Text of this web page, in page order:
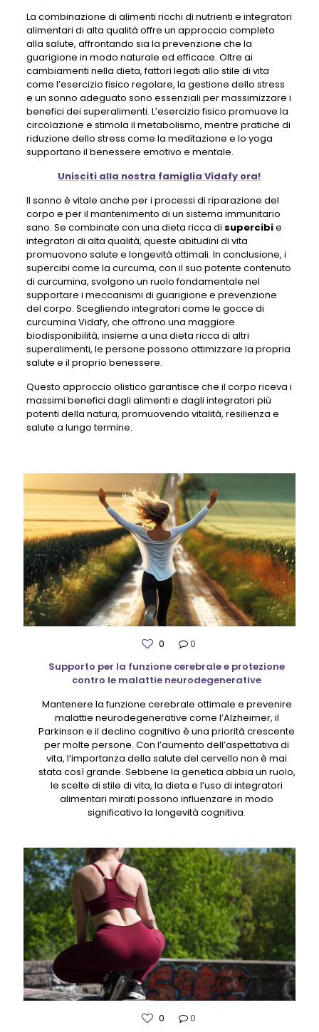
La combinazione di alimenti ricchi di nutrienti e integratori
alimentari di alta qualità offre un approccio completo
alla salute, affrontando sia la prevenzione che la
guarigione in modo naturale ed efficace. Oltre ai
cambiamenti nella dieta, fattori legati allo stile di vita
come l’esercizio fisico regolare, la gestione dello stress
e un sonno adeguato sono essenziali per massimizzare i
benefici dei superalimenti. L’esercizio fisico promuove la
circolazione e stimola il metabolismo, mentre pratiche di
riduzione dello stress come la meditazione e lo yoga
supportano il benessere emotivo e mentale.
Unisciti alla nostra famiglia Vidafy ora!
Il sonno è vitale anche per i processi di riparazione del
corpo e per il mantenimento di un sistema immunitario
sano. Se combinate con una dieta ricca di supercibie
integratori di alta qualità, queste abitudini di vita
promuovono salute e longevità ottimali. In conclusione, i
supercibi come la curcuma, con il suo potente contenuto
di curcumina, svolgono un ruolo fondamentale nel
supportare i meccanismi di guarigione e prevenzione
del corpo. Scegliendo integratori come le gocce di
curcumina Vidafy, che offrono una maggiore
biodisponibilità, insieme a una dieta ricca di altri
superalimenti, le persone possono ottimizzare la propria
salute e il proprio benessere.
Questo approccio olistico garantisce che il corpo riceva i
massimi benefici dagli alimenti e dagli integratori più
potenti della natura, promuovendo vitalità, resilienza e
salute a lungo termine.
0
0
Supporto per la funzione cerebrale e protezione
contro le malattie neurodegenerative
Mantenere la funzione cerebrale ottimale e prevenire
malattie neurodegenerative come l’Alzheimer, il
Parkinson e il declino cognitivo è una priorità crescente
per molte persone. Con l’aumento dell’aspettativa di
vita, l’importanza della salute del cervello non è mai
stata così grande. Sebbene la genetica abbia un ruolo,
le scelte di stile di vita, la dieta e l’uso di integratori
alimentari mirati possono influenzare in modo
significativo la longevità cognitiva.
0 0